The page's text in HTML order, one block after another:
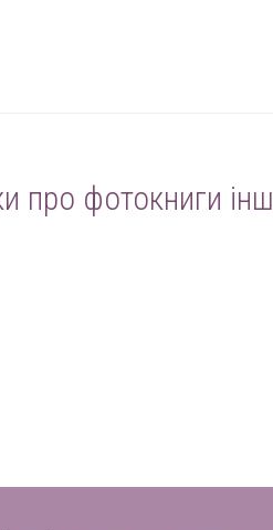
про фотокниги